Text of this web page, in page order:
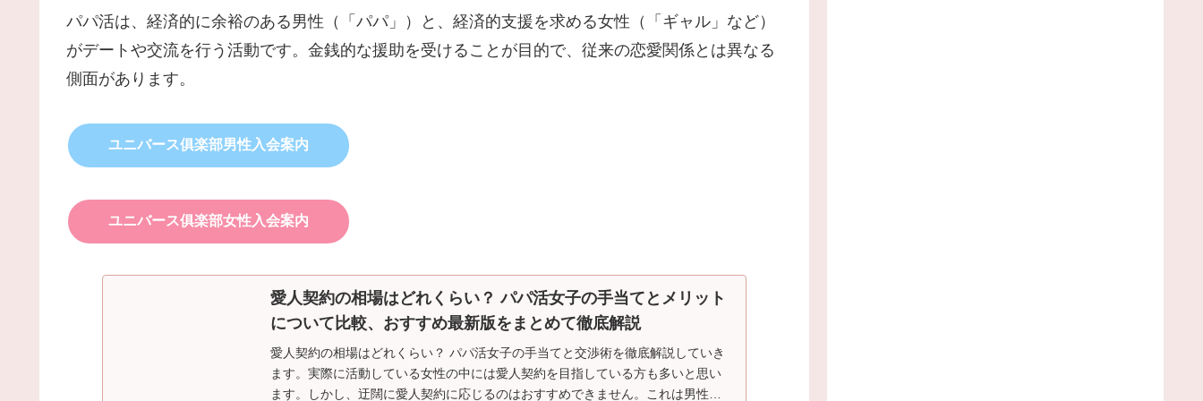
パパ活は、経済的に余裕のある男性（「パパ」）と、経済的支援を求める女性（「ギャル」など）
がデートや交流を行う活動です。金銭的な援助を受けることが目的で、従来の恋愛関係とは異なる
側面があります。
ユニバース俱楽部男性入会案内
ユニバース俱楽部女性入会案内
愛人契約の相場はどれくらい？ パパ活女子の手当てとメリット
について比較、おすすめ最新版をまとめて徹底解説
愛人契約の相場はどれくらい？ パパ活女子の手当てと交渉術を徹底解説していき
ます。実際に活動している女性の中には愛人契約を目指している方も多いと思い
ます。しかし、迂闊に愛人契約に応じるのはおすすめできません。これは男性側